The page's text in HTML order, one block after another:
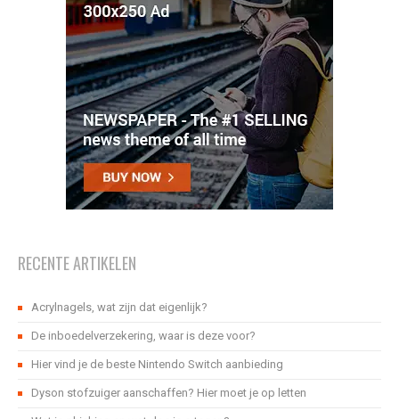
RECENTE ARTIKELEN
Acrylnagels, wat zijn dat eigenlijk?
De inboedelverzekering, waar is deze voor?
Hier vind je de beste Nintendo Switch aanbieding
Dyson stofzuiger aanschaffen? Hier moet je op letten